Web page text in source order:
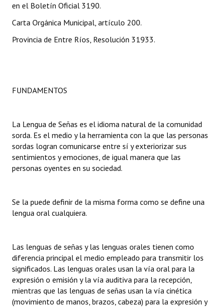
Digesto
Organigrama
Proyectos Presentados
Actas de Sesión
Informes de Unidad Coordinadora
Ejecución Presupuestaria
NORMATIVA
Declaraciones
Resoluciones
Resoluciones de Presidencia
en el Boletín Oficial 3190.
Carta Orgánica Municipal, artículo 200.
Provincia de Entre Ríos, Resolución 31933.
FUNDAMENTOS
La Lengua de Señas es el idioma natural de la comunidad
sorda. Es el medio y la herramienta con la que las personas
sordas logran comunicarse entre sí y exteriorizar sus
sentimientos y emociones, de igual manera que las
personas oyentes en su sociedad.
Se la puede definir de la misma forma como se define una
lengua oral cualquiera.
Las lenguas de señas y las lenguas orales tienen como
diferencia principal el medio empleado para transmitir los
significados. Las lenguas orales usan la vía oral para la
expresión o emisión y la vía auditiva para la recepción,
mientras que las lenguas de señas usan la vía cinética
(movimiento de manos, brazos, cabeza) para la expresión y